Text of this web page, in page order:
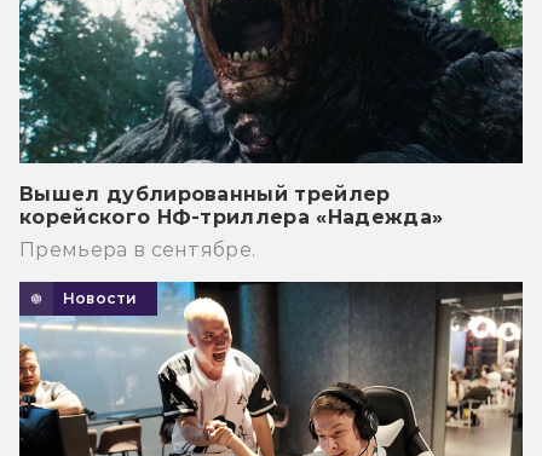
Вышел дублированный трейлер
корейского НФ-триллера «Надежда»
Премьера в сентябре.
Новости